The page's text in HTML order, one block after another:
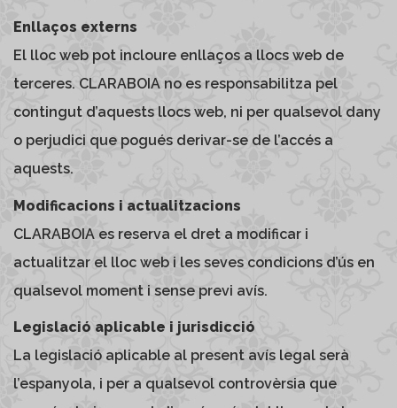
Enllaços externs
El lloc web pot incloure enllaços a llocs web de
terceres. CLARABOIA no es responsabilitza pel
contingut d’aquests llocs web, ni per qualsevol dany
o perjudici que pogués derivar-se de l’accés a
aquests.
Modificacions i actualitzacions
CLARABOIA es reserva el dret a modificar i
actualitzar el lloc web i les seves condicions d’ús en
qualsevol moment i sense previ avís.
Legislació aplicable i jurisdicció
La legislació aplicable al present avís legal serà
l’espanyola, i per a qualsevol controvèrsia que